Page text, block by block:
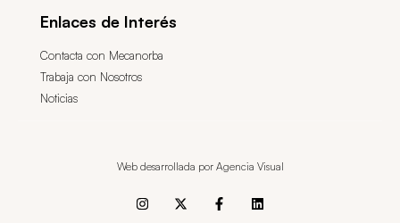
Enlaces de Interés
Contacta con Mecanorba
Trabaja con Nosotros
Noticias
Web desarrollada por Agencia Visual